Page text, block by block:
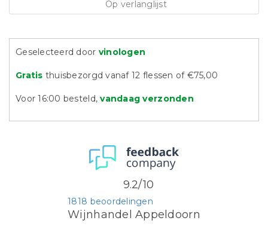
Op verlanglijst
Geselecteerd door vinologen
Gratis thuisbezorgd vanaf 12 flessen of €75,00
Voor 16:00 besteld,vandaag verzonden
Wijnhandel Appeldoorn
1818 beoordelingen
9.2/10